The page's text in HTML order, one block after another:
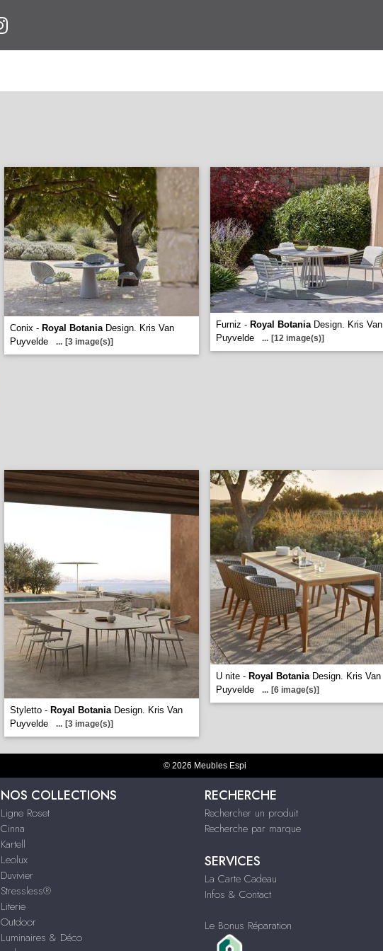
Conix - Royal BotaniaDesign. Kris Van
Puyvelde
... [3 image(s)]
Furniz - Royal BotaniaDesign. Kris Van
Puyvelde
... [12 image(s)]
Styletto - Royal BotaniaDesign. Kris Van
Puyvelde
... [3 image(s)]
U nite - Royal BotaniaDesign. Kris Van
Puyvelde
... [6 image(s)]
© 2026 Meubles Espi
NOS COLLECTIONS
Ligne Roset
Cinna
Kartell
Leolux
Duvivier
Stressless®
Literie
Outdoor
Luminaires & Déco
RECHERCHE
Rechercher un produit
Recherche par marque
SERVICES
La Carte Cadeau
Infos & Contact
Le Bonus Réparation